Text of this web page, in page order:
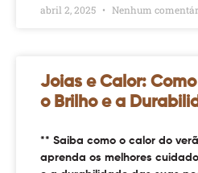
abril 2, 2025 Nenhum
Joias e Calor:
o Brilho e a
** Saiba como o calor do
aprenda os melhores